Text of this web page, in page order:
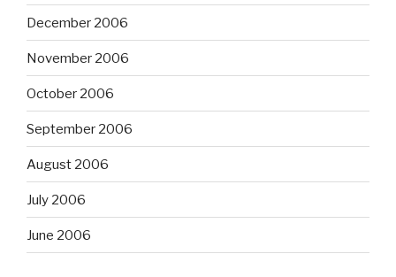
December 2006
November 2006
October 2006
September 2006
August 2006
July 2006
June 2006